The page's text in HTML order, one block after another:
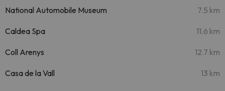
National Automobile Museum 7.5 km
Caldea Spa 11.6 km
Coll Arenys 12.7 km
Casa de la Vall 13 km